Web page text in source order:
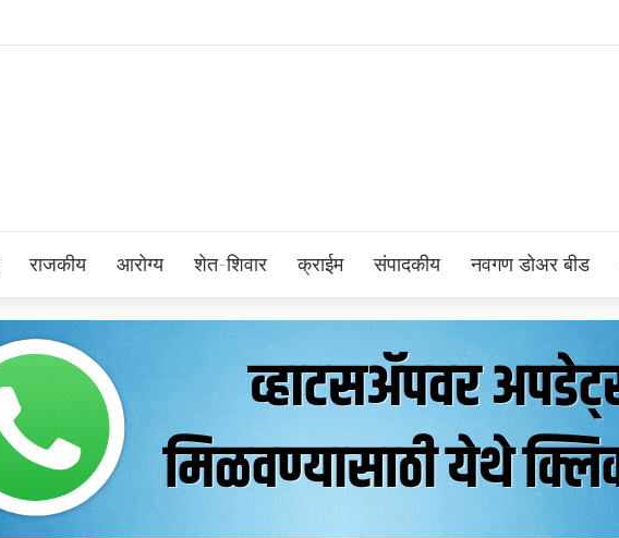
राजकीय आरोग्य शेत-शिवार क्राईम संपादकीय नवगण डोअर बीड